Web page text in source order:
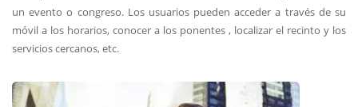
un evento o congreso. Los usuarios pueden acceder a través de su
móvil a los horarios, conocer a los ponentes , localizar el recinto y los
servicios cercanos, etc.